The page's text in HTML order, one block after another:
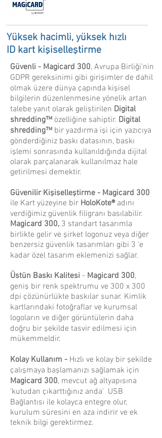
Yüksek hacimli, yüksek hızlı
ID kart kişiselleştirme
Güvenli - Magicard 300, Avrupa Birliği'nin
GDPR gereksinimi gibi girişimler de dahil
olmak üzere dünya çapında kişisel
bilgilerin düzenlenmesine yönelik artan
talebe yanıt olarak geliştirilen Digital
shredding™ özelliğine sahiptir. Digital
shredding™ bir yazdırma işi için yazıcıya
gönderdiğiniz baskı datasının, baskı
işlemi sonrasında kullanıldığında dijital
olarak parçalanarak kullanılmaz hale
getirilmesi demektir.
Güvenilir Kişiselleştirme - Magicard 300
ile Kart yüzeyine bir HoloKote® adını
verdiğimiz güvenlik filigranı basılabilir.
Magicard 300, 3 standart tasarımla
birlikte gelir ve şirket logonuz veya diğer
benzersiz güvenlik tasarımları gibi 3 'e
kadar özel tasarım eklemenizi sağlar.
Üstün Baskı Kalitesi - Magicard 300,
geniş bir renk spektrumu ve 300 x 300
dpi çözünürlükte baskılar sunar. Kimlik
kartlarındaki fotoğraflar ve kurumsal
logoların ve diğer görüntülerin daha
doğru bir şekilde tasvir edilmesi için
mükemmeldir.
Kolay Kullanım - Hızlı ve kolay bir şekilde
çalışmaya başlamanızı sağlamak için
Magicard 300, mevcut ağ altyapısına
'kutudan çıkarttığınız anda' USB
Bağlantısı ile kolayca entegre olur,
kurulum süresini en aza indirir ve ek
teknik bilgi gerektirmez.